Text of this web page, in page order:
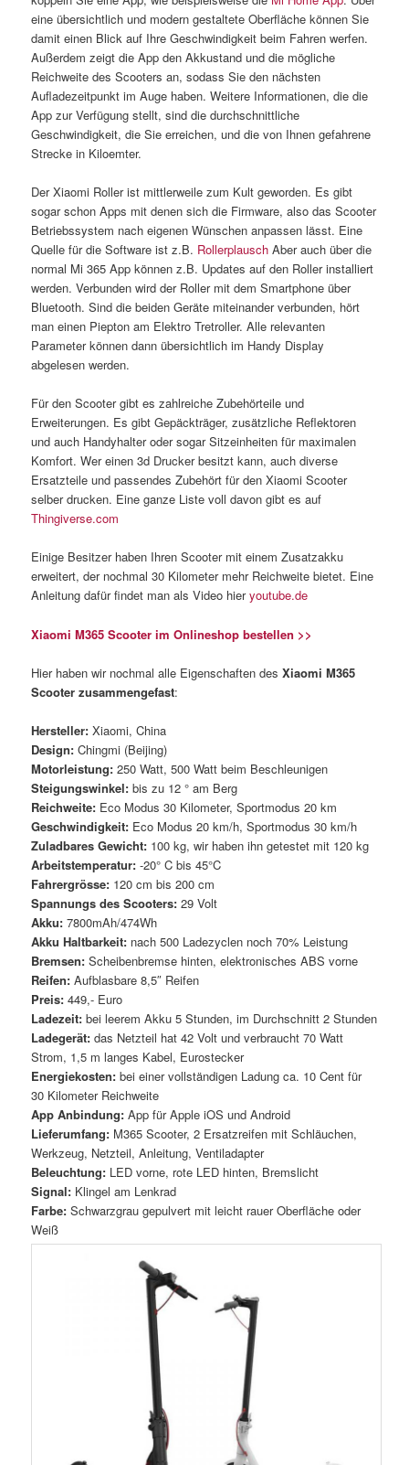
eine übersichtlich und modern gestaltete Oberfläche können Sie
damit einen Blick auf Ihre Geschwindigkeit beim Fahren werfen.
Außerdem zeigt die App den Akkustand und die mögliche
Reichweite des Scooters an, sodass Sie den nächsten
Aufladezeitpunkt im Auge haben. Weitere Informationen, die die
App zur Verfügung stellt, sind die durchschnittliche
Geschwindigkeit, die Sie erreichen, und die von Ihnen gefahrene
Strecke in Kiloemter.
Der Xiaomi Roller ist mittlerweile zum Kult geworden. Es gibt
sogar schon Apps mit denen sich die Firmware, also das Scooter
Betriebssystem nach eigenen Wünschen anpassen lässt. Eine
Quelle für die Software ist z.B. Rollerplausch Aber auch über die
normal Mi 365 App können z.B. Updates auf den Roller installiert
werden. Verbunden wird der Roller mit dem Smartphone über
Bluetooth. Sind die beiden Geräte miteinander verbunden, hört
man einen Piepton am Elektro Tretroller. Alle relevanten
Parameter können dann übersichtlich im Handy Display
abgelesen werden.
Für den Scooter gibt es zahlreiche Zubehörteile und
Erweiterungen. Es gibt Gepäckträger, zusätzliche Reflektoren
und auch Handyhalter oder sogar Sitzeinheiten für maximalen
Komfort. Wer einen 3d Drucker besitzt kann, auch diverse
Ersatzteile und passendes Zubehört für den Xiaomi Scooter
selber drucken. Eine ganze Liste voll davon gibt es auf
Thingiverse.com
Einige Besitzer haben Ihren Scooter mit einem Zusatzakku
erweitert, der nochmal 30 Kilometer mehr Reichweite bietet. Eine
Anleitung dafür findet man als Video hieryoutube.de
Xiaomi M365 Scooter im Onlineshop bestellen >>
Hier haben wir nochmal alle Eigenschaften desXiaomi M365
Scooter zusammengefast:
Hersteller: Xiaomi, China
Design: Chingmi (Beijing)
Motorleistung: 250 Watt, 500 Watt beim Beschleunigen
Steigungswinkel: bis zu 12 ° am Berg
Reichweite: Eco Modus 30 Kilometer, Sportmodus 20 km
Geschwindigkeit: Eco Modus 20 km/h, Sportmodus 30 km/h
Zuladbares Gewicht: 100 kg, wir haben ihn getestet mit 120 kg
Arbeitstemperatur: -20° C bis 45°C
Fahrergrösse: 120 cm bis 200 cm
Spannungs des Scooters: 29 Volt
Akku: 7800mAh/474Wh
Akku Haltbarkeit: nach 500 Ladezyclen noch 70% Leistung
Bremsen: Scheibenbremse hinten, elektronisches ABS vorne
Reifen: Aufblasbare 8,5″ Reifen
Preis: 449,- Euro
Ladezeit: bei leerem Akku 5 Stunden, im Durchschnitt 2 Stunden
Ladegerät: das Netzteil hat 42 Volt und verbraucht 70 Watt
Strom, 1,5 m langes Kabel, Eurostecker
Energiekosten: bei einer vollständigen Ladung ca. 10 Cent für
30 Kilometer Reichweite
App Anbindung: App für Apple iOS und Android
Lieferumfang: M365 Scooter, 2 Ersatzreifen mit Schläuchen,
Werkzeug, Netzteil, Anleitung, Ventiladapter
Beleuchtung: LED vorne, rote LED hinten, Bremslicht
Signal: Klingel am Lenkrad
Farbe: Schwarzgrau gepulvert mit leicht rauer Oberfläche oder
Weiß